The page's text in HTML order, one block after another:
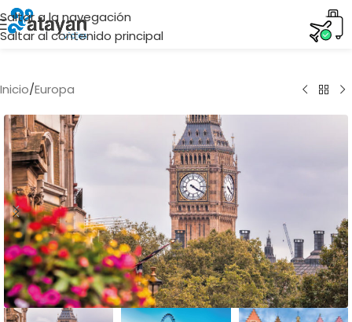
Saltar a la navegación
Saltar al contenido principal
Inicio/Europa